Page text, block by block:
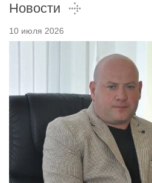
Новости
10 июля 2026